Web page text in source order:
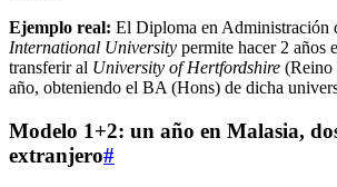
Ejemplo real: El Diploma en Administración
International University permite hacer 2 años
transferir al University of Hertfordshire (Reino
año, obteniendo el BA (Hons) de dicha
Modelo 1+2: un año en Malasia,
extranjero#